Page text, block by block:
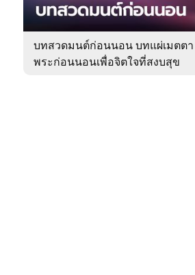
บทสวดมนต์ก่อนนอน บทแผ่เมตตา
พระก่อนนอนเพื่อจิตใจที่สงบสุข